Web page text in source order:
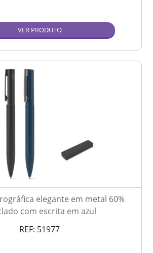
VER PRODUTO
elegante em metal 60%
com escrita em azul
REF: 51977